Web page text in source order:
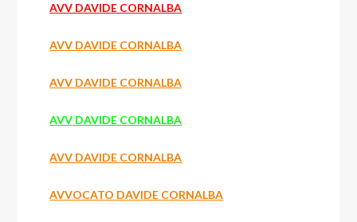
AVV DAVIDE CORNALBA
AVV DAVIDE CORNALBA
AVV DAVIDE CORNALBA
AVV DAVIDE CORNALBA
AVV DAVIDE CORNALBA
AVVOCATO DAVIDE CORNALBA